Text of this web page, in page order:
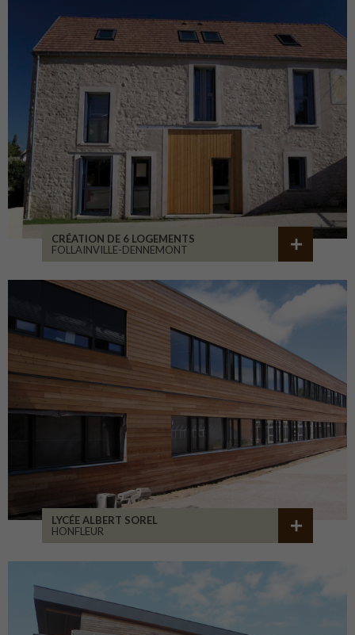
CRÉATION DE 6 LOGEMENTS
FOLLAINVILLE-DENNEMONT
LYCÉE ALBERT SOREL
HONFLEUR